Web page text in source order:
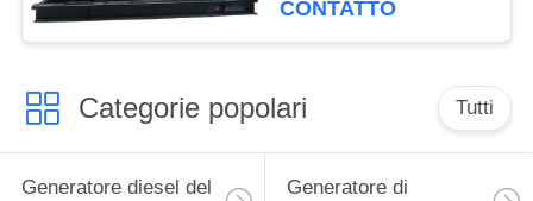
CONTATTO
Categorie popolari Tutti
Generatore diesel del
Generatore di